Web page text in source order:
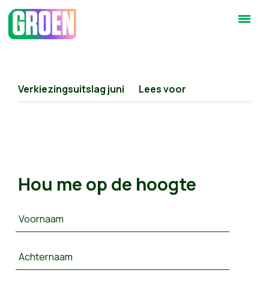
Verkiezingsuitslag juni Lees voor
Hou me op de hoogte
Voornaam
Achternaam